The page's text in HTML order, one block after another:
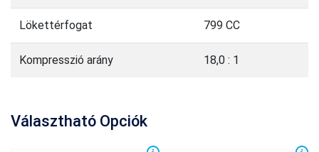
Lökettérfogat 799 CC
Kompresszió arány 18,0 : 1
Választható Opciók